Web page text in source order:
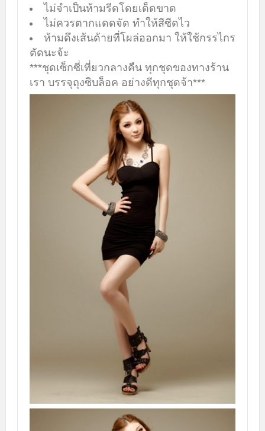
ไม่จำเป็นห้ามรีดโดยเด็ดขาด
ไม่ควรตากแดดจัด ทำให้สีซีดไว
ห้ามดึงเส้นด้ายที่โผล่ออกมา ให้ใช้กรรไกร
ตัดนะจ้ะ
***ชุดเซ็กซี่เที่ยวกลางคืน ทุกชุดของทางร้าน
เรา บรรจุถุงซิบล็อค อย่างดีทุกชุดจ้า***